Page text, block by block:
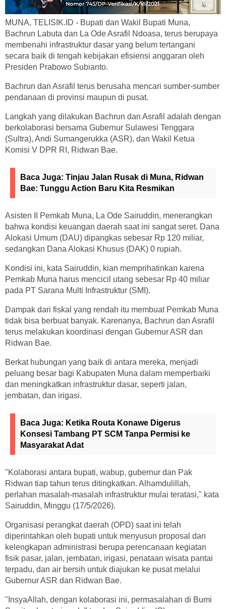
MUNA, TELISIK.ID - Bupati dan Wakil Bupati Muna,
Bachrun Labuta dan La Ode Asrafil Ndoasa, terus berupaya
membenahi infrastruktur dasar yang belum tertangani
secara baik di tengah kebijakan efisiensi anggaran oleh
Presiden Prabowo Subianto.
Bachrun dan Asrafil terus berusaha mencari sumber-sumber
pendanaan di provinsi maupun di pusat.
Langkah yang dilakukan Bachrun dan Asrafil adalah dengan
berkolaborasi bersama Gubernur Sulawesi Tenggara
(Sultra), Andi Sumangerukka (ASR), dan Wakil Ketua
Komisi V DPR RI, Ridwan Bae.
Baca Juga: Tinjau Jalan Rusak di Muna, Ridwan
Bae: Tunggu Action Baru Kita Resmikan
Asisten II Pemkab Muna, La Ode Sairuddin, menerangkan
bahwa kondisi keuangan daerah saat ini sangat seret. Dana
Alokasi Umum (DAU) dipangkas sebesar Rp 120 miliar,
sedangkan Dana Alokasi Khusus (DAK) 0 rupiah.
Kondisi ini, kata Sairuddin, kian memprihatinkan karena
Pemkab Muna harus mencicil utang sebesar Rp 40 miliar
pada PT Sarana Multi Infrastruktur (SMI).
Dampak dari fiskal yang rendah itu membuat Pemkab Muna
tidak bisa berbuat banyak. Karenanya, Bachrun dan Asrafil
terus melakukan koordinasi dengan Gubernur ASR dan
Ridwan Bae.
Berkat hubungan yang baik di antara mereka, menjadi
peluang besar bagi Kabupaten Muna dalam memperbaiki
dan meningkatkan infrastruktur dasar, seperti jalan,
jembatan, dan irigasi.
Baca Juga: Ketika Routa Konawe Digerus
Konsesi Tambang PT SCM Tanpa Permisi ke
Masyarakat Adat
"Kolaborasi antara bupati, wabup, gubernur dan Pak
Ridwan tiap tahun terus ditingkatkan. Alhamdulillah,
perlahan masalah-masalah infrastruktur mulai teratasi," kata
Sairuddin, Minggu (17/5/2026).
Organisasi perangkat daerah (OPD) saat ini telah
diperintahkan oleh bupati untuk menyusun proposal dan
kelengkapan administrasi berupa perencanaan kegiatan
fisik pasar, jalan, jembatan, irigasi, penataan wisata pantai
terpadu, dan air bersih untuk diajukan ke pusat melalui
Gubernur ASR dan Ridwan Bae.
"InsyaAllah, dengan kolaborasi ini, permasalahan di Bumi